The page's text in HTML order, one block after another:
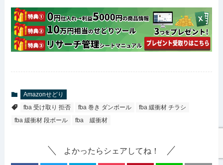
Amazonせどり
fba 受け取り 拒否
fba 巻き ダンボール
fba 緩衝材 チラシ
fba 緩衝材 段ボール
fba 緩衝材
よかったらシェアしてね！